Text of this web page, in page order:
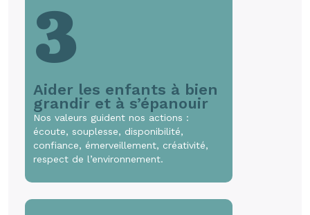
3
Aider les enfants à bien
grandir et à s’épanouir
Nos valeurs guident nos actions :
écoute, souplesse, disponibilité,
confiance, émerveillement, créativité,
respect de l’environnement.